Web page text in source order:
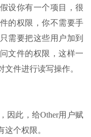
设你有一个项目，很
的权限，你不需要手
需要把这些用户加到
文件的权限，这样一
件进行读写操作。
因此，给Other用户赋
个权限。